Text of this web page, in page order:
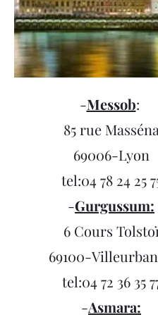
-Messob:
85 rue Masséna
69006-Lyon
tel:04 78 24 25
-Gurgussum:
6 Cours Tolsto
69100-
tel:04 72 36 35
-Asmara: